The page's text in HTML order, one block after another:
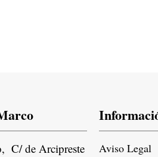
C/ de Arcipreste
Aviso Legal